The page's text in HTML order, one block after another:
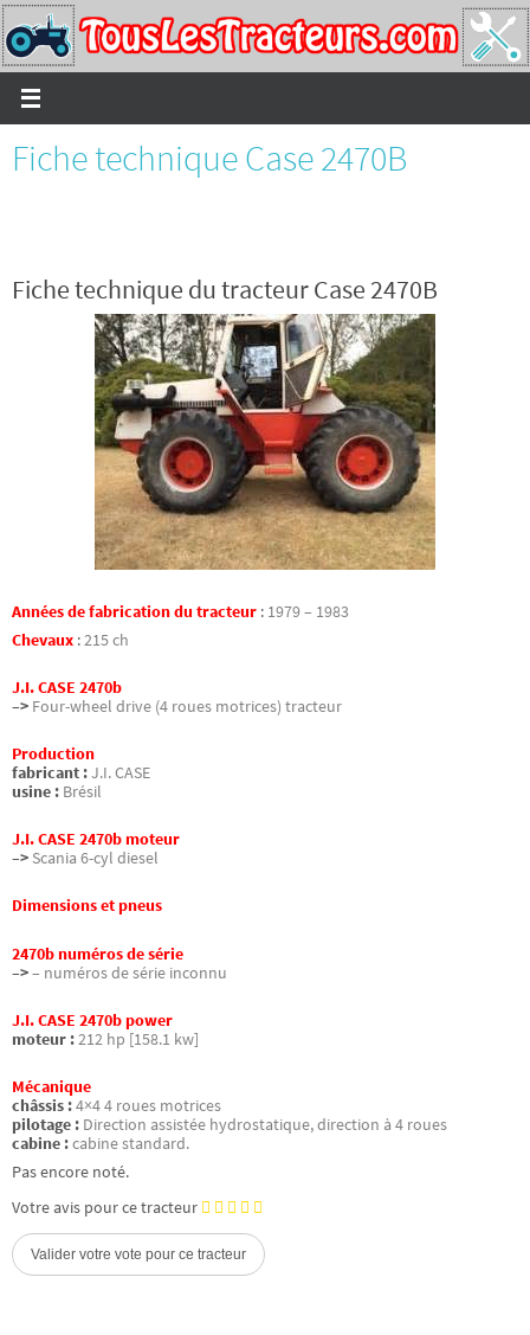
Passer
vers
le
contenu
Fiche technique Case 2470B
Fiche technique du tracteur Case 2470B
Années de fabrication du tracteur : 1979 – 1983
Chevaux :215 ch
J.I. CASE 2470b
–> Four-wheel drive (4 roues motrices) tracteur
Production
fabricant :J.I. CASE
usine : Brésil
J.I. CASE 2470b moteur
–> Scania 6-cyl diesel
Dimensions et pneus
2470b numéros de série
–>– numéros de série inconnu
J.I. CASE 2470b power
moteur :212 hp [158.1 kw]
Mécanique
châssis :4×4 4 roues motrices
pilotage : Direction assistée hydrostatique, direction à 4 roues
cabine :cabine standard.
Pas encore noté.
Votre avis pour ce tracteur